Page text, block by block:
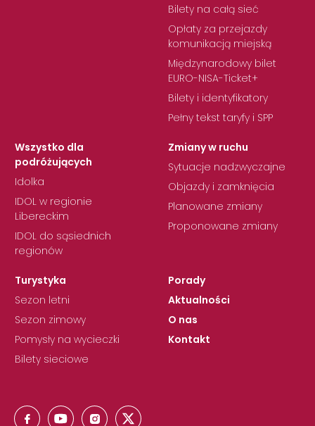
Bilety na całą sieć
Opłaty za przejazdy
komunikacją miejską
Międzynarodowy bilet
EURO-NISA-Ticket+
Bilety i identyfikatory
Pełny tekst taryfy i SPP
Wszystko dla
podróżujących
Idolka
IDOL w regionie
Libereckim
IDOL do sąsiednich
regionów
Zmiany w ruchu
Sytuacje nadzwyczajne
Objazdy i zamknięcia
Planowane zmiany
Proponowane zmiany
Turystyka
Sezon letni
Sezon zimowy
Pomysły na wycieczki
Bilety sieciowe
Porady
Aktualności
O nas
Kontakt